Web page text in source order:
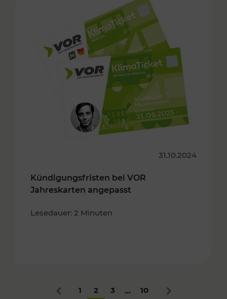
31.10.2024
Kündigungsfristen bei VOR
Jahreskarten angepasst
Lesedauer: 2 Minuten
Zurück
1 2 3 ... 10 Nächstes